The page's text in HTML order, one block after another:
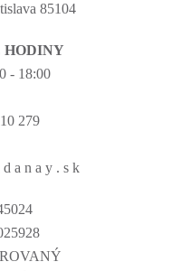
85104
HODINY
- 18:00
279
a n a y . s k